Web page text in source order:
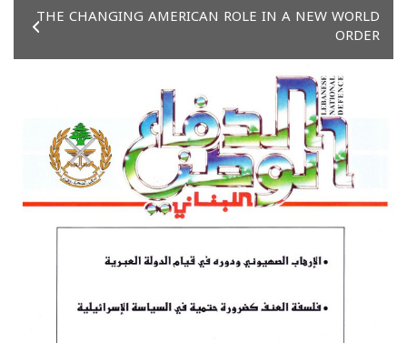
THE CHANGING AMERICAN ROLE IN A NEW WORLD
ORDER